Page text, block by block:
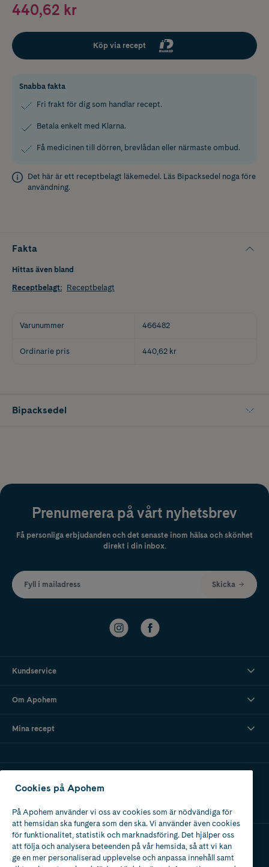
440,62 kr
Köp via recept
Snabba fakta
Fri frakt för dig som handlar recept.
Betala enkelt med Klarna.
Få medicinen till dörren, brevlådan eller närmaste ombud.
Det här är ett receptbelagt läkemedel. Läs Bipacksedel noga före
användning.
Fakta
Hittas även bland
Receptbelagt: Receptbelagt
Varunummer 466482
Ordinarie pris 440,62 kr
Bipacksedel
Prenumerera på vårt nyhetsbrev
Få personliga erbjudanden och det senaste inom hälsa och skönhet
direkt i din inbox.
Fyll i mailadress Skicka
Kundservice
Om Apohem
Mina recept
Apotek med tillstånd
av Läkemedelsverket
Cookies på Apohem
På Apohem använder vi oss av cookies som är nödvändiga för
att hemsidan ska fungera som den ska. Vi använder även cookies
för funktionalitet, statistik och marknadsföring. Det hjälper oss
att följa och analysera beteenden på vår hemsida, så att vi kan
ge en mer personaliserad upplevelse och anpassa innehåll samt